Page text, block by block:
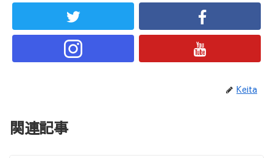
Keita
関連記事